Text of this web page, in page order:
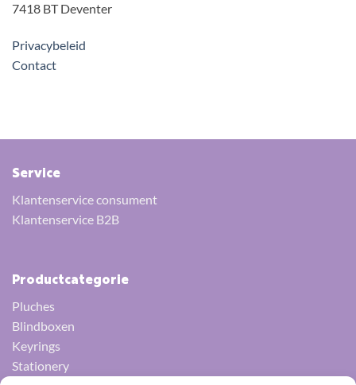
7418 BT Deventer
Privacybeleid
Contact
Service
Klantenservice consument
Klantenservice B2B
Productcategorie
Pluches
Blindboxen
Keyrings
Stationery